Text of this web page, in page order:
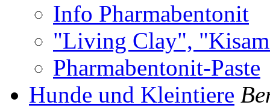
Info Pharmabentonit
"Living Clay",
Pharmabentonit-Paste
Hunde und Kleintiere